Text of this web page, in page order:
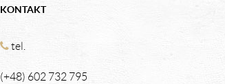
KONTAKT
tel.
(+48) 602 732 795